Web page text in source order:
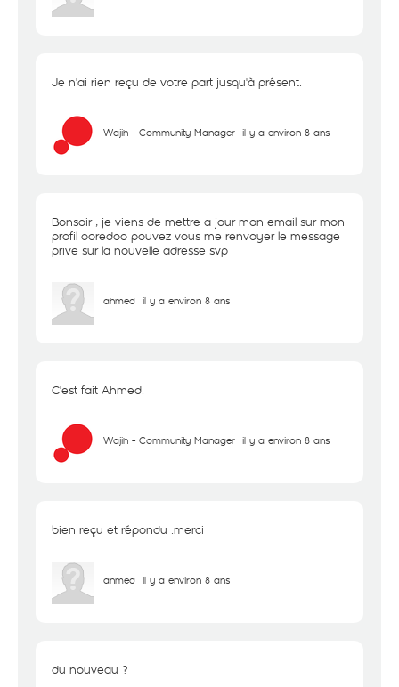
Je n'ai rien reçu de votre part jusqu'à présent.
Wajih - Community Manager il y a environ 8 ans
Bonsoir , je viens de mettre a jour mon email sur mon
profil ooredoo pouvez vous me renvoyer le message
prive sur la nouvelle adresse svp
ahmed il y a environ 8 ans
C'est fait Ahmed.
Wajih - Community Manager il y a environ 8 ans
bien reçu et répondu .merci
ahmed il y a environ 8 ans
du nouveau ?